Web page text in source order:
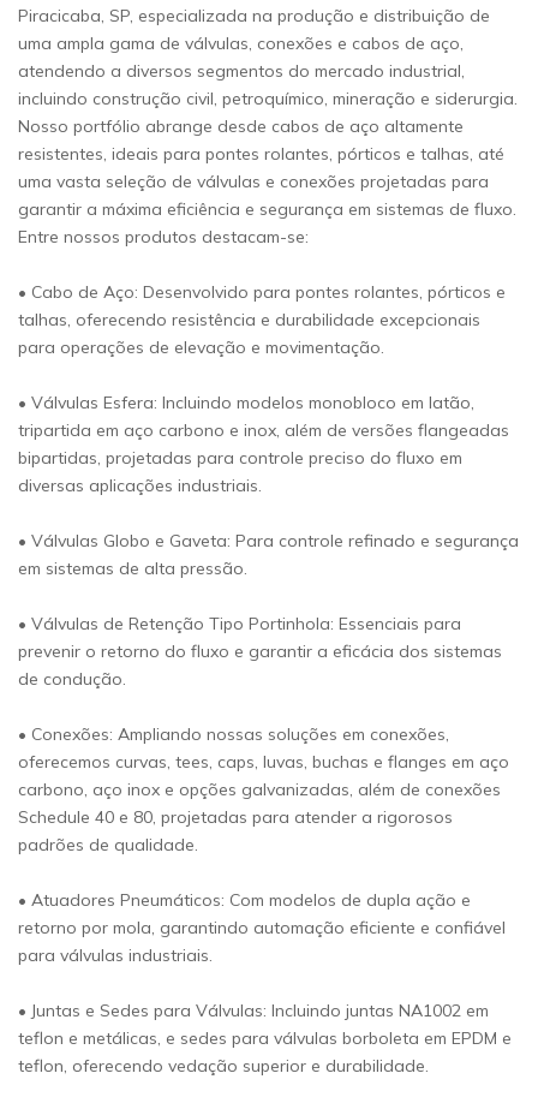
Piracicaba, SP, especializada na produção e distribuição de
uma ampla gama de válvulas, conexões e cabos de aço,
atendendo a diversos segmentos do mercado industrial,
incluindo construção civil, petroquímico, mineração e siderurgia.
Nosso portfólio abrange desde cabos de aço altamente
resistentes, ideais para pontes rolantes, pórticos e talhas, até
uma vasta seleção de válvulas e conexões projetadas para
garantir a máxima eficiência e segurança em sistemas de fluxo.
Entre nossos produtos destacam-se:
• Cabo de Aço: Desenvolvido para pontes rolantes, pórticos e
talhas, oferecendo resistência e durabilidade excepcionais
para operações de elevação e movimentação.
• Válvulas Esfera: Incluindo modelos monobloco em latão,
tripartida em aço carbono e inox, além de versões flangeadas
bipartidas, projetadas para controle preciso do fluxo em
diversas aplicações industriais.
• Válvulas Globo e Gaveta: Para controle refinado e segurança
em sistemas de alta pressão.
• Válvulas de Retenção Tipo Portinhola: Essenciais para
prevenir o retorno do fluxo e garantir a eficácia dos sistemas
de condução.
• Conexões: Ampliando nossas soluções em conexões,
oferecemos curvas, tees, caps, luvas, buchas e flanges em aço
carbono, aço inox e opções galvanizadas, além de conexões
Schedule 40 e 80, projetadas para atender a rigorosos
padrões de qualidade.
• Atuadores Pneumáticos: Com modelos de dupla ação e
retorno por mola, garantindo automação eficiente e confiável
para válvulas industriais.
• Juntas e Sedes para Válvulas: Incluindo juntas NA1002 em
teflon e metálicas, e sedes para válvulas borboleta em EPDM e
teflon, oferecendo vedação superior e durabilidade.